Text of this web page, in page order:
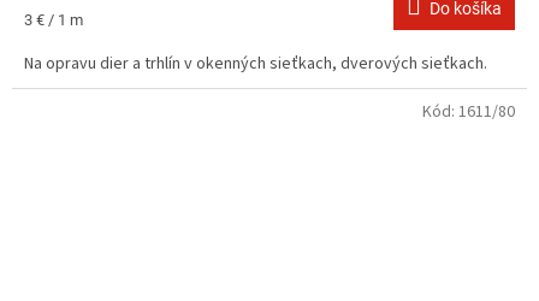
Jednotková
3 € / 1 m
Do košíka
Na opravu dier a trhlín v okenných sieťkach, dverových sieťkach.
Kód: 1611/80